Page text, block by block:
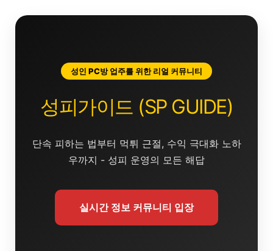
성인 PC방 업주를 위한 리얼 커뮤니티
성피가이드 (SP GUIDE)
단속 피하는 법부터 먹튀 근절, 수익 극대화 노하
우까지 - 성피 운영의 모든 해답
실시간 정보 커뮤니티 입장